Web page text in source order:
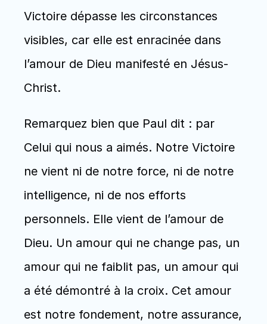
Victoire dépasse les circonstances
visibles, car elle est enracinée dans
l’amour de Dieu manifesté en Jésus-
Christ.
Remarquez bien que Paul dit : par
Celui qui nous a aimés. Notre Victoire
ne vient ni de notre force, ni de notre
intelligence, ni de nos efforts
personnels. Elle vient de l’amour de
Dieu. Un amour qui ne change pas, un
amour qui ne faiblit pas, un amour qui
a été démontré à la croix. Cet amour
est notre fondement, notre assurance,